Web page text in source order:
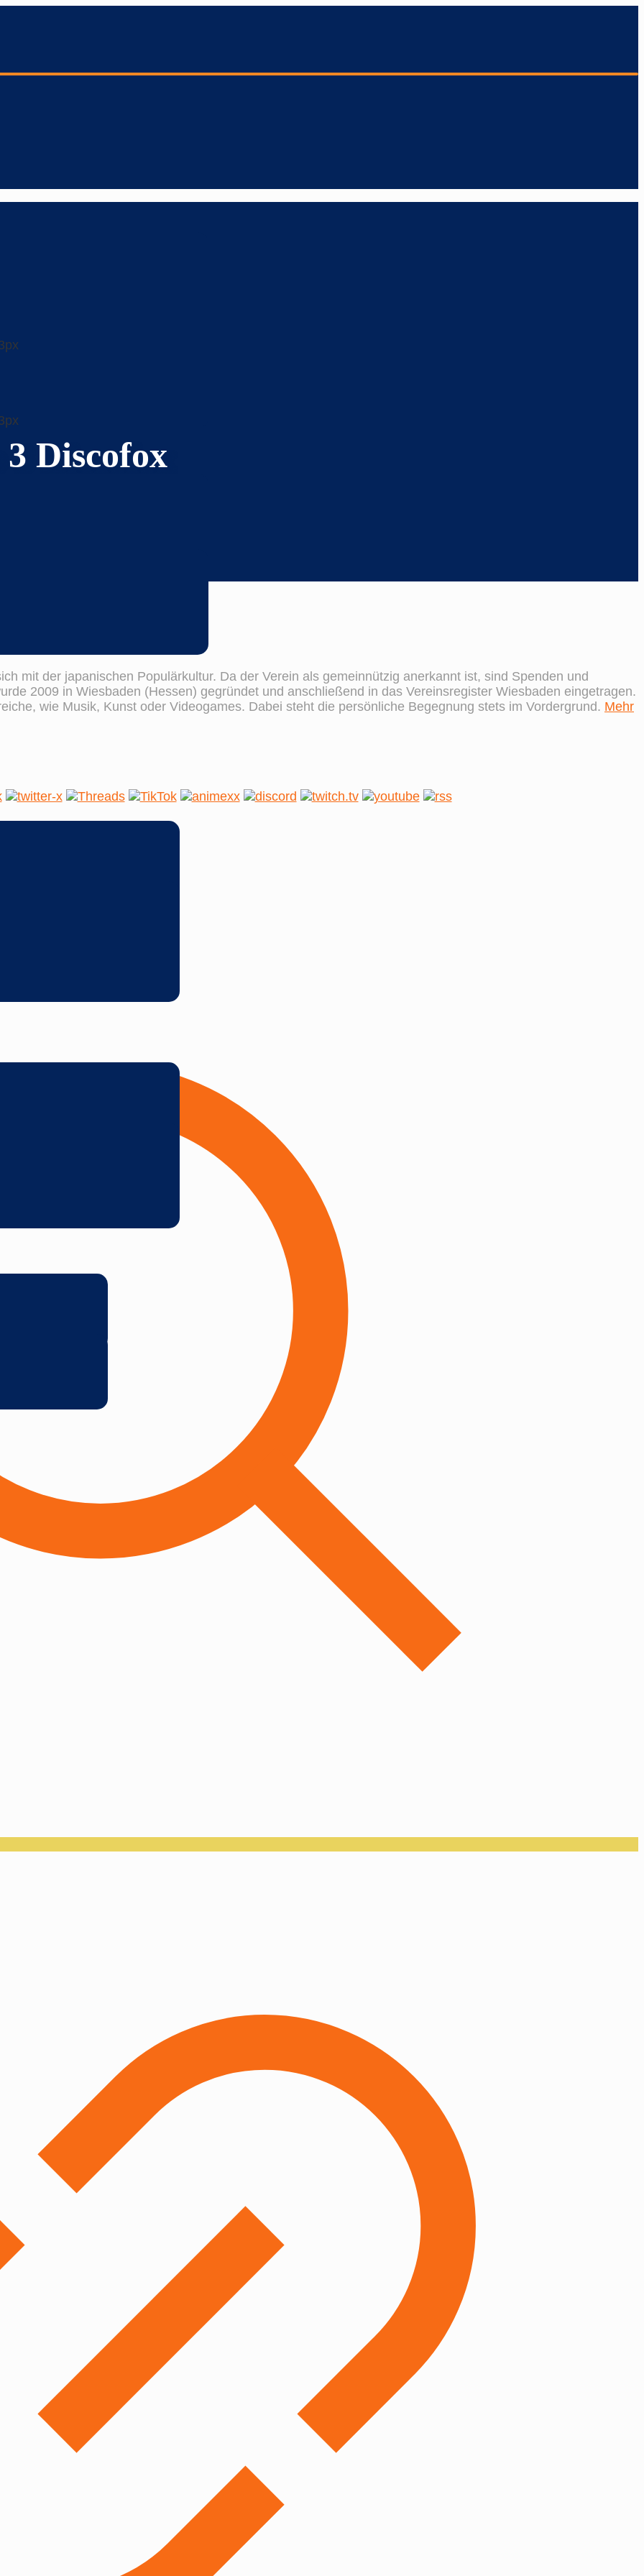
Discofox
mit der japanischen Populärkultur. Da der Verein als gemeinnützig anerkannt ist, sind Spenden und
2009 in Wiesbaden (Hessen) gegründet und anschließend in das Vereinsregister Wiesbaden eingetragen.
wie Musik, Kunst oder Videogames. Dabei steht die persönliche Begegnung stets im Vordergrund. Mehr